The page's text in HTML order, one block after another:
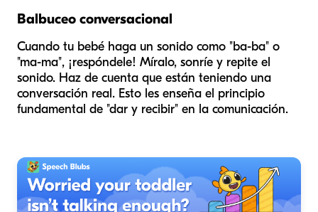
Balbuceo conversacional
Cuando tu bebé haga un sonido como "ba-ba" o
"ma-ma", ¡respóndele! Míralo, sonríe y repite el
sonido. Haz de cuenta que están teniendo una
conversación real. Esto les enseña el principio
fundamental de "dar y recibir" en la comunicación.